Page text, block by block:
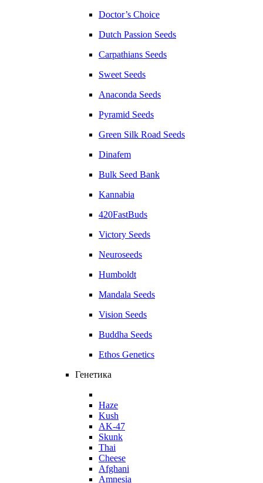
Doctor’s Choice
Dutch Passion Seeds
Carpathians Seeds
Sweet Seeds
Anaconda Seeds
Pyramid Seeds
Green Silk Road Seeds
Dinafem
Bulk Seed Bank
Kannabia
420FastBuds
Victory Seeds
Neuroseeds
Humboldt
Mandala Seeds
Vision Seeds
Buddha Seeds
Ethos Genetics
Генетика
Haze
Kush
AK-47
Skunk
Thai
Cheese
Afghani
Amnesia